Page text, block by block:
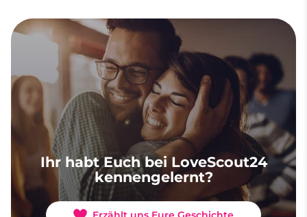
Ihr habt Euch bei LoveScout24
kennengelernt?